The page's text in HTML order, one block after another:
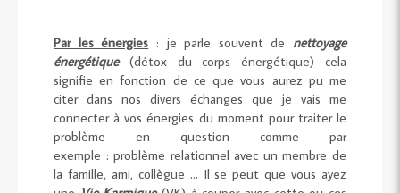
Par les énergies : je parle souvent de nettoyage
énergétique(détox du corps énergétique) cela
signifie en fonction de ce que vous aurez pu me
citer dans nos divers échanges que je vais me
connecter à vos énergies du moment pour traiter le
problème en question comme par
exemple : problème relationnel avec un membre de
la famille, ami, collègue ... Il se peut que vous ayez